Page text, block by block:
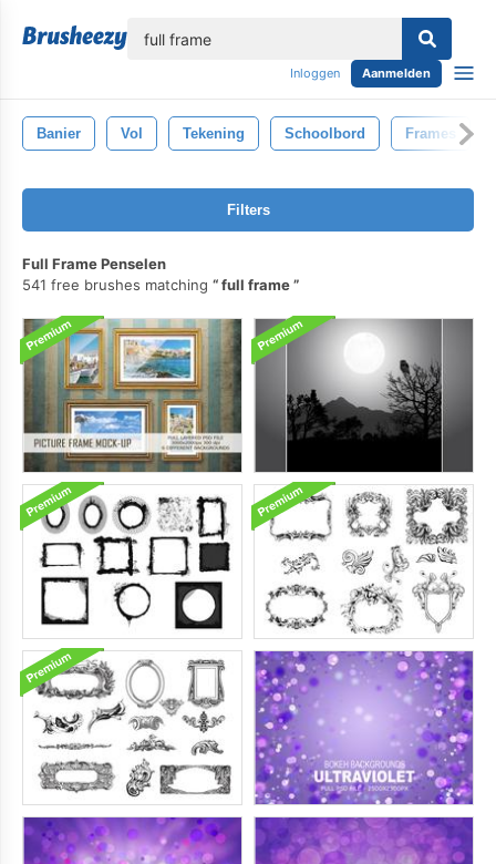
Inloggen Aanmelden
Banier Vol Tekening Schoolbord Frames
Filters
Full Frame Penselen
541 free brushes matching
full frame